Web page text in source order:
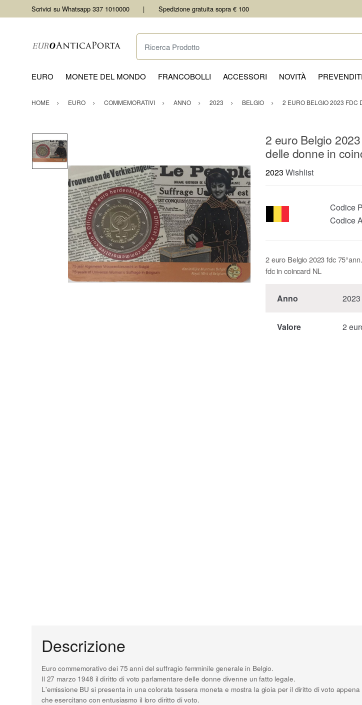
Scrivici su Whatsapp 337 1010000 Spedizione gratuita sopra € 100
Ricerca Prodotto
EURO MONETE DEL MONDO FRANCOBOLLI ACCESSORI NOVITÀ
HOME EURO COMMEMORATIVI ANNO 2023 BELGIO 2 EURO BELGIO 2023 FDC
2 euro Belgio
delle donne in
2023 Wishlist
Codice
Codice
2 euro Belgio 2023 fdc
fdc in coincard NL
Anno 2023
Valore 2
Descrizione
Euro commemorativo dei 75 anni del suffragio femminile generale in Belgio.
Il 27 marzo 1948 il diritto di voto parlamentare delle donne divenne un fatto legale.
L'emissione BU si presenta in una colorata tessera moneta e mostra la gioia per il diritto di voto
che esercitano con entusiasmo il loro diritto di voto.